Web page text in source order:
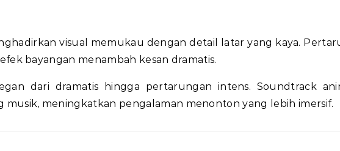
visual memukau dengan detail latar yang kaya.
bayangan menambah kesan dramatis.
dari dramatis hingga pertarungan intens. Soundtrack
meningkatkan pengalaman menonton yang lebih imersif.